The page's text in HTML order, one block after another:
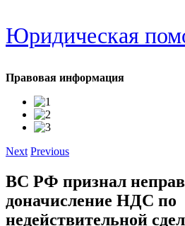
Юридическая
Правовая информация
Next Previous
ВС РФ признал
доначисление НДС по
недействительной